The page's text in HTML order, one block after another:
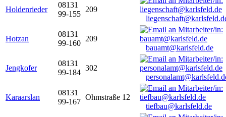
Holdenrieder
08131
99-155
209
Hotzan
08131
99-160
209
bauamt@karlsfeld.de
Jengkofer
08131
99-184
302
Karaarslan
08131
99-167
Ohmstraße 12
tiefbau@karlsfeld.de